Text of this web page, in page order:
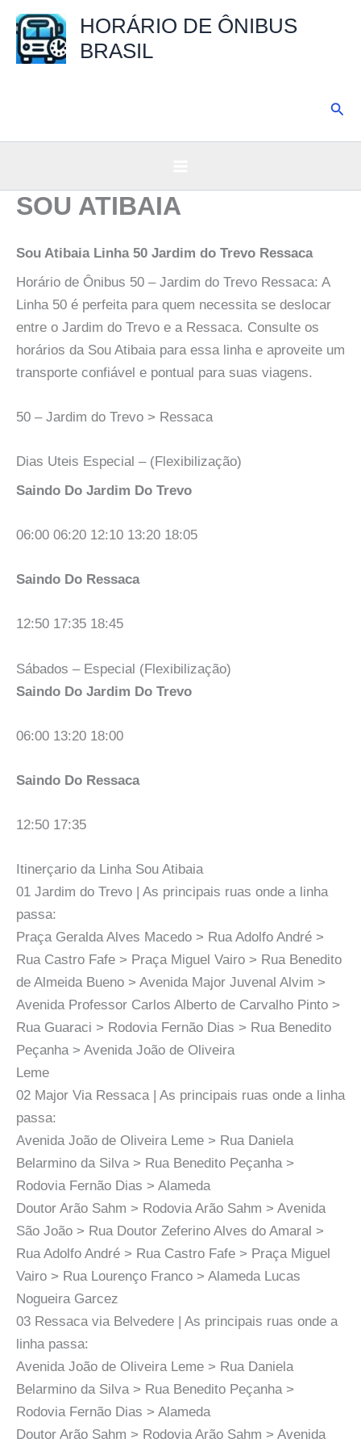
para
HORÁRIO DE ÔNIBUS
BRASIL
SOU ATIBAIA
Sou Atibaia Linha 50 Jardim do Trevo Ressaca
Horário de Ônibus 50 – Jardim do Trevo Ressaca: A
Linha 50 é perfeita para quem necessita se deslocar
entre o Jardim do Trevo e a Ressaca. Consulte os
horários da Sou Atibaia para essa linha e aproveite um
transporte confiável e pontual para suas viagens.
50 – Jardim do Trevo > Ressaca
Dias Uteis Especial – (Flexibilização)
Saindo Do Jardim Do Trevo
06:00 06:20 12:10 13:20 18:05
Saindo Do Ressaca
12:50 17:35 18:45
Sábados – Especial (Flexibilização)
Saindo Do Jardim Do Trevo
06:00 13:20 18:00
Saindo Do Ressaca
12:50 17:35
Itinerçario da Linha Sou Atibaia
01 Jardim do Trevo | As principais ruas onde a linha
passa:
Praça Geralda Alves Macedo > Rua Adolfo André >
Rua Castro Fafe > Praça Miguel Vairo > Rua Benedito
de Almeida Bueno > Avenida Major Juvenal Alvim >
Avenida Professor Carlos Alberto de Carvalho Pinto >
Rua Guaraci > Rodovia Fernão Dias > Rua Benedito
Peçanha > Avenida João de Oliveira
Leme
02 Major Via Ressaca | As principais ruas onde a linha
passa:
Avenida João de Oliveira Leme > Rua Daniela
Belarmino da Silva > Rua Benedito Peçanha >
Rodovia Fernão Dias > Alameda
Doutor Arão Sahm > Rodovia Arão Sahm > Avenida
São João > Rua Doutor Zeferino Alves do Amaral >
Rua Adolfo André > Rua Castro Fafe > Praça Miguel
Vairo > Rua Lourenço Franco > Alameda Lucas
Nogueira Garcez
03 Ressaca via Belvedere | As principais ruas onde a
linha passa:
Avenida João de Oliveira Leme > Rua Daniela
Belarmino da Silva > Rua Benedito Peçanha >
Rodovia Fernão Dias > Alameda
Doutor Arão Sahm > Rodovia Arão Sahm > Avenida